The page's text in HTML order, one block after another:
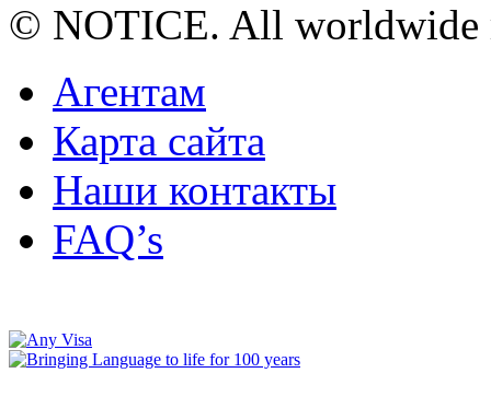
© NOTICE. All worldwide
Агентам
Карта сайта
Наши контакты
FAQ’s